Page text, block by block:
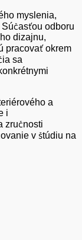
myslenia,
odboru
dizajnu,
pracovať okrem
sa
a
i
zručnosti
v štúdiu na